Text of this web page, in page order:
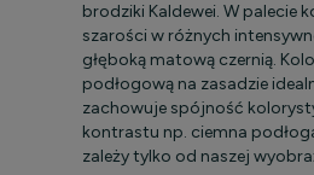
brodziki Kaldewei. W palecie
szarości w różnych
głęboką matową czernią.
podłogową na zasadzie
zachowuje spójność
kontrastu np. ciemna
zależy tylko od naszej